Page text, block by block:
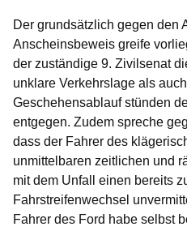
Der grundsätzlich gegen den
Anscheinsbeweis greife
der zuständige 9. Zivilsenat
unklare Verkehrslage als
Geschehensablauf stünden
entgegen. Zudem spreche
dass der Fahrer des
unmittelbaren zeitlichen und
mit dem Unfall einen bereits
Fahrstreifenwechsel
Fahrer des Ford habe selbst